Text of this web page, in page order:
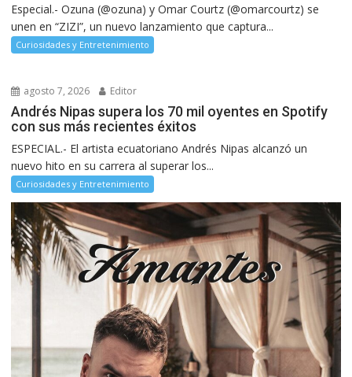
Especial.- Ozuna (@ozuna) y Omar Courtz (@omarcourtz) se
unen en “ZIZI”, un nuevo lanzamiento que captura...
Curiosidades y Entretenimiento
agosto 7, 2026 Editor
Andrés Nipas supera los 70 mil oyentes en Spotify
con sus más recientes éxitos
ESPECIAL.- El artista ecuatoriano Andrés Nipas alcanzó un
nuevo hito en su carrera al superar los...
Curiosidades y Entretenimiento